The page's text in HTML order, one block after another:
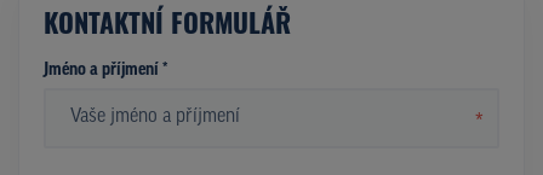
KONTAKTNÍ FORMULÁŘ
Jméno a příjmení *
*